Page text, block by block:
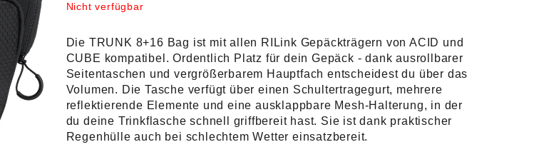
Nicht verfügbar
Die TRUNK 8+16 Bag ist mit allen RILink Gepäckträgern von ACID und
CUBE kompatibel. Ordentlich Platz für dein Gepäck - dank ausrollbarer
Seitentaschen und vergrößerbarem Hauptfach entscheidest du über das
Volumen. Die Tasche verfügt über einen Schultertragegurt, mehrere
reflektierende Elemente und eine ausklappbare Mesh-Halterung, in der
du deine Trinkflasche schnell griffbereit hast. Sie ist dank praktischer
Regenhülle auch bei schlechtem Wetter einsatzbereit.